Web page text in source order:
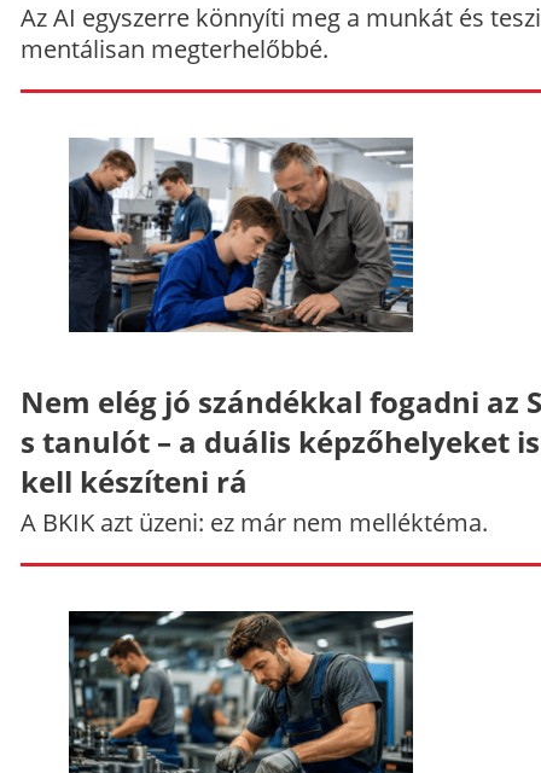
Az AI egyszerre könnyíti meg a munkát és
mentálisan megterhelőbbé.
Nem elég jó szándékkal fogadni az
s tanulót – a duális képzőhelyeket
kell készíteni rá
A BKIK azt üzeni: ez már nem melléktéma.